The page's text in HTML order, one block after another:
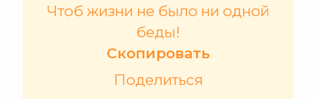
Чтоб жизни не было ни одной
беды!
Скопировать
Поделиться